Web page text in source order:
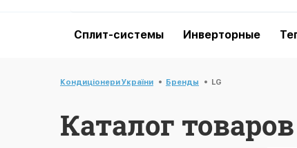
Cплит-системы Инверторные
Кондиціонери України Бренды LG
Каталог товаров